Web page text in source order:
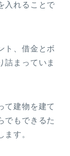
入れることで
ト、借金とボ
詰まっていま
て建物を建て
でもできるた
す。